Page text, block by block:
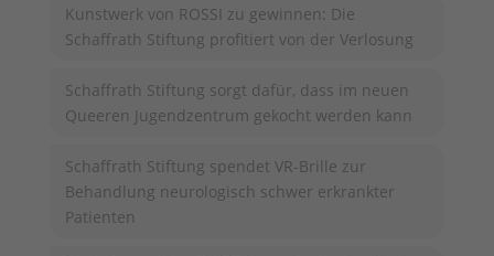
Kunstwerk von ROSSI zu gewinnen: Die
Schaffrath Stiftung profitiert von der Verlosung
Schaffrath Stiftung sorgt dafür, dass im neuen
Queeren Jugendzentrum gekocht werden kann
Schaffrath Stiftung spendet VR-Brille zur
Behandlung neurologisch schwer erkrankter
Patienten